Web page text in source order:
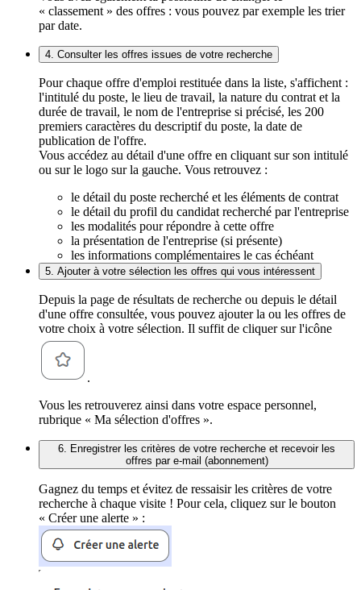
« classement » des offres : vous pouvez par exemple les trier
par date.
4. Consulter les offres issues de votre recherche
Pour chaque offre d'emploi restituée dans la liste, s'affichent :
l'intitulé du poste, le lieu de travail, la nature du contrat et la
durée de travail, le nom de l'entreprise si précisé, les 200
premiers caractères du descriptif du poste, la date de
publication de l'offre.
Vous accédez au détail d'une offre en cliquant sur son intitulé
ou sur le logo sur la gauche. Vous retrouvez :
le détail du poste recherché et les éléments de contrat
le détail du profil du candidat recherché par l'entreprise
les modalités pour répondre à cette offre
la présentation de l'entreprise (si présente)
les informations complémentaires le cas échéant
5. Ajouter à votre sélection les offres qui vous intéressent
Depuis la page de résultats de recherche ou depuis le détail
d'une offre consultée, vous pouvez ajouter la ou les offres de
votre choix à votre sélection. Il suffit de cliquer sur l'icône
.
Vous les retrouverez ainsi dans votre espace personnel,
rubrique « Ma sélection d'offres ».
6. Enregistrer les critères de votre recherche et recevoir les
offres par e-mail (abonnement)
Gagnez du temps et évitez de ressaisir les critères de votre
recherche à chaque visite ! Pour cela, cliquez sur le bouton
« Créer une alerte » :